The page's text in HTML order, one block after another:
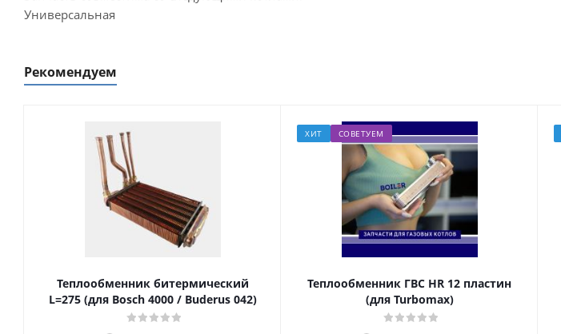
Универсальная
Рекомендуем
Теплообменник битермический
L=275 (для Bosch 4000 / Buderus 042)
ХИТ СОВЕТУЕМ
Теплообменник ГВС HR 12 пластин
(для Turbomax)